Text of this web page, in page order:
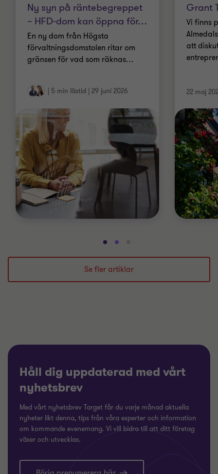
Ny syn på räntebegreppet
– HFD-dom kan öppna för…
En ny dom från Högsta
förvaltningsdomstolen ritar om
gränsen för vad som räknas…
| 5 min lästid | 29 juni 2026
Grant
Vi finns
att
22 maj
Gå
till
bild
1
Gå
till
bild
2
till
bild
3
Se fler artiklar
Håll dig uppdaterad med vårt
nyhetsbrev
Med vårt nyhetsbrev Target får du varje månad aktuella
nyheter likt denna, tips från våra experter och information
om kommande evenemang. Vi vill bidra till att ditt företag
växer och utvecklas.